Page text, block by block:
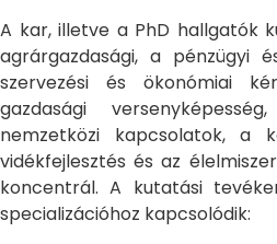
A kar, illetve a PhD hallgatók
agrárgazdasági, a pénzügyi
szervezési és ökonómiai
gazdasági
nemzetközi kapcsolatok, a
vidékfejlesztés és az
koncentrál. A kutatási
specializációhoz kapcsolódik: